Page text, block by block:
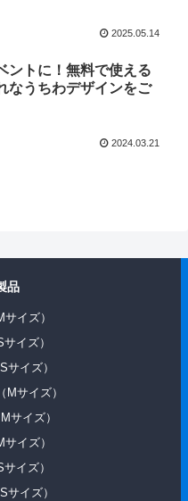
2025.05.14
ントに！無料で使える
なうちわデザインをご
2024.03.21
品
イズ）
イズ）
サイズ）
Mサイズ）
サイズ）
イズ）
イズ）
サイズ）